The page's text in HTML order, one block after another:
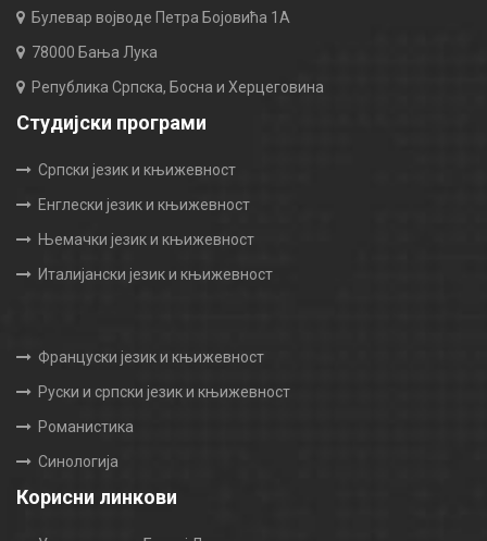
Булевар војводе Петра Бојовића 1А
78000 Бања Лука
Република Српска, Босна и Херцеговина
Студијски програми
Српски језик и књижевност
Енглески језик и књижевност
Њемачки језик и књижевност
Италијански језик и књижевност
Француски језик и књижевност
Руски и српски језик и књижевност
Романистика
Синологија
Корисни линкови